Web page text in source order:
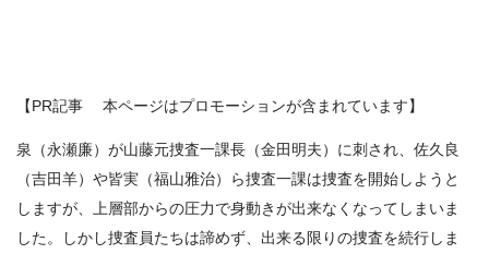
【PR記事 本ページはプロモーションが含まれています】
泉（永瀬廉）が山藤元捜査一課長（金田明夫）に刺され、佐久良
（吉田羊）や皆実（福山雅治）ら捜査一課は捜査を開始しようと
しますが、上層部からの圧力で身動きが出来なくなってしまいま
した。しかし捜査員たちは諦めず、出来る限りの捜査を続行しま